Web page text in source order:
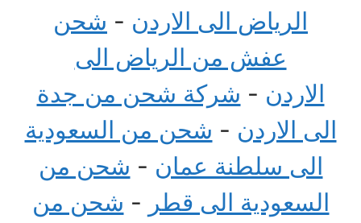
الرياض الى الاردن - شحن
عفش من الرياض الى
الاردن - شركة شحن من جدة
الى الاردن - شحن من السعودية
الى سلطنة عمان - شحن من
السعودية الى قطر - شحن من